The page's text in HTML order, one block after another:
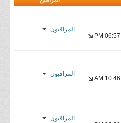
06:57 PM
المراقبون
10:46 AM
المراقبون
sensei
المراقبون